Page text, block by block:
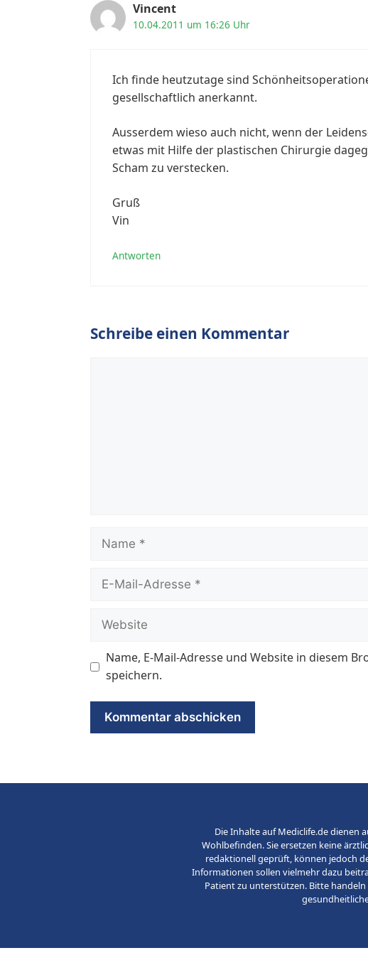
Vincent
10.04.2011 um 16:26 Uhr
Ich finde heutzutage sind
gesellschaftlich anerkannt.
Ausserdem wieso auch nicht, wenn der
etwas mit Hilfe der plastischen Chirurgie
Scham zu verstecken.
Gruß
Vin
Antworten
Schreibe einen Kommentar
Name
Mail-
Website
Name, E-Mail-Adresse und Website in diesem
speichern.
Die Inhalte auf Mediclife.de dienen
Wohlbefinden. Sie ersetzen keine
redaktionell geprüft, können jedoch
Informationen sollen vielmehr dazu
Patient zu unterstützen. Bitte